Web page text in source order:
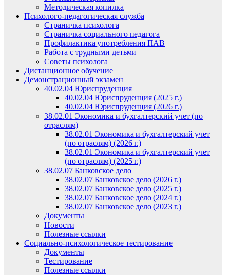
Методическая копилка
Психолого-педагогическая служба
Страничка психолога
Страничка социального педагога
Профилактика употребления ПАВ
Работа с трудными детьми
Советы психолога
Дистанционное обучение
Демонстрационный экзамен
40.02.04 Юриспруденция
40.02.04 Юриспруденция (2025 г.)
40.02.04 Юриспруденция (2026 г.)
38.02.01 Экономика и бухгалтерский учет (по
отраслям)
38.02.01 Экономика и бухгалтерский учет
(по отраслям) (2026 г.)
38.02.01 Экономика и бухгалтерский учет
(по отраслям) (2025 г.)
38.02.07 Банковское дело
38.02.07 Банковское дело (2026 г.)
38.02.07 Банковское дело (2025 г.)
38.02.07 Банковское дело (2024 г.)
38.02.07 Банковское дело (2023 г.)
Документы
Новости
Полезные ссылки
Социально-психологическое тестирование
Документы
Тестирование
Полезные ссылки